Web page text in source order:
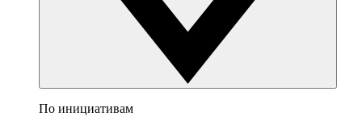
По инициативам